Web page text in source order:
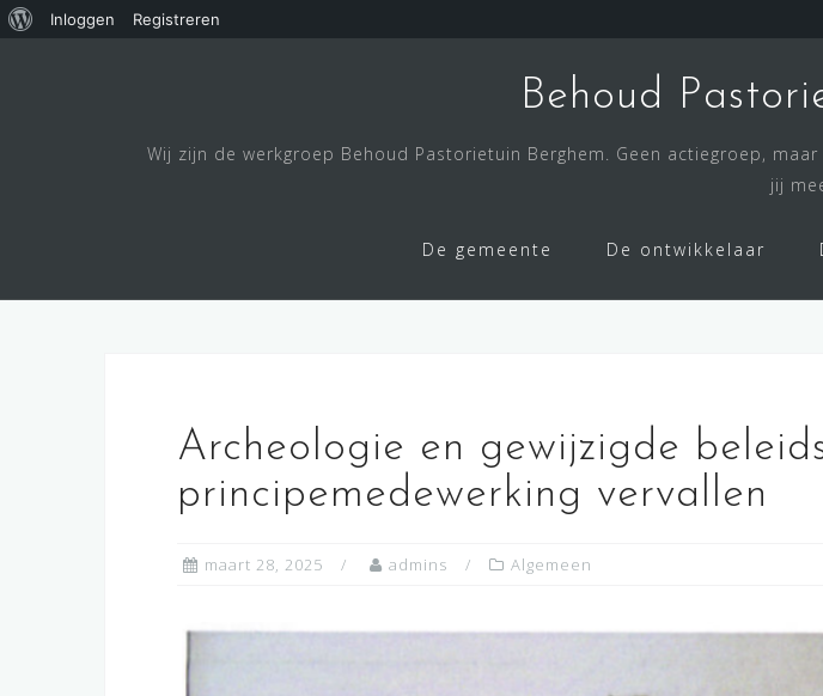
Over
Inloggen Registreren
Behoud
Wij zijn de werkgroep Behoud Pastorietuin Berghem. Geen actiegroep,
jij
De gemeente De ontwikkelaar
Archeologie en gewijzigde
principemedewerking vervallen
maart 28, 2025 admins Algemeen